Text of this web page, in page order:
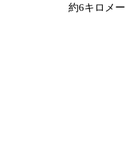
約6キロメ